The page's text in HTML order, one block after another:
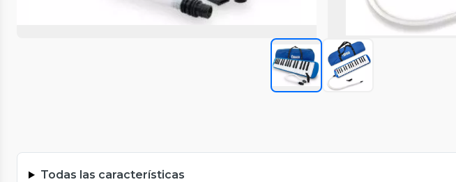
Todas las características